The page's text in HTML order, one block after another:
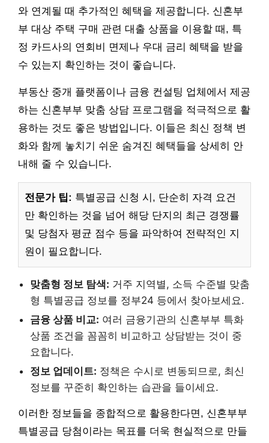
와 연계될 때 추가적인 혜택을 제공합니다. 신혼부
부 대상 주택 구매 관련 대출 상품을 이용할 때, 특
정 카드사의 연회비 면제나 우대 금리 혜택을 받을
수 있는지 확인하는 것이 좋습니다.
부동산 중개 플랫폼이나 금융 컨설팅 업체에서 제공
하는 신혼부부 맞춤 상담 프로그램을 적극적으로 활
용하는 것도 좋은 방법입니다. 이들은 최신 정책 변
화와 함께 놓치기 쉬운 숨겨진 혜택들을 상세히 안
내해 줄 수 있습니다.
전문가 팁: 특별공급 신청 시, 단순히 자격 요건
만 확인하는 것을 넘어 해당 단지의 최근 경쟁률
및 당첨자 평균 점수 등을 파악하여 전략적인 지
원이 필요합니다.
맞춤형 정보 탐색: 거주 지역별, 소득 수준별 맞춤
형 특별공급 정보를 정부24 등에서 찾아보세요.
금융 상품 비교: 여러 금융기관의 신혼부부 특화
상품 조건을 꼼꼼히 비교하고 상담받는 것이 중
요합니다.
정보 업데이트: 정책은 수시로 변동되므로, 최신
정보를 꾸준히 확인하는 습관을 들이세요.
이러한 정보들을 종합적으로 활용한다면, 신혼부부
특별공급 당첨이라는 목표를 더욱 현실적으로 만들